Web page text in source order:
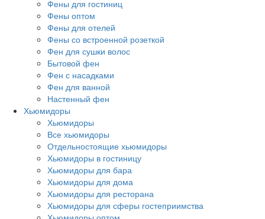
Фены для гостиниц
Фены оптом
Фены для отелей
Фены со встроенной розеткой
Фен для сушки волос
Бытовой фен
Фен с насадками
Фен для ванной
Настенный фен
Хьюмидоры
Хьюмидоры
Все хьюмидоры
Отдельностоящие хьюмидоры
Хьюмидоры в гостиницу
Хьюмидоры для бара
Хьюмидоры для дома
Хьюмидоры для ресторана
Хьюмидоры для сферы гостеприимства